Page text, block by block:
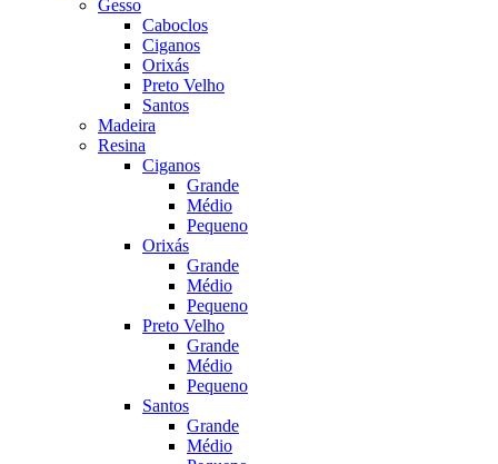
Gesso
Caboclos
Ciganos
Orixás
Preto Velho
Santos
Madeira
Resina
Ciganos
Grande
Médio
Pequeno
Orixás
Grande
Médio
Pequeno
Preto Velho
Grande
Médio
Pequeno
Santos
Grande
Médio